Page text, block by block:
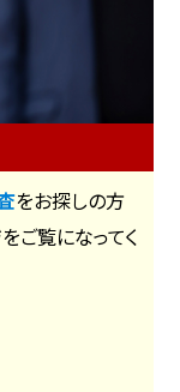
をお探しの方
ご覧になってく